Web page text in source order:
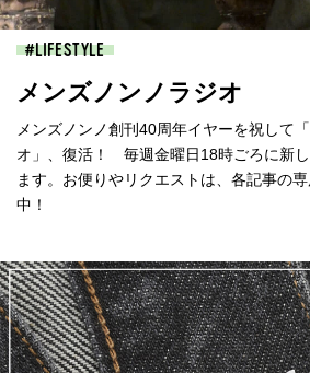
LIFESTYLE
メンズノンノラジオ
メンズノンノ創刊40周年イヤーを祝して
オ」、復活！ 毎週金曜日18時ごろに新
ます。お便りやリクエストは、各記事の
中！